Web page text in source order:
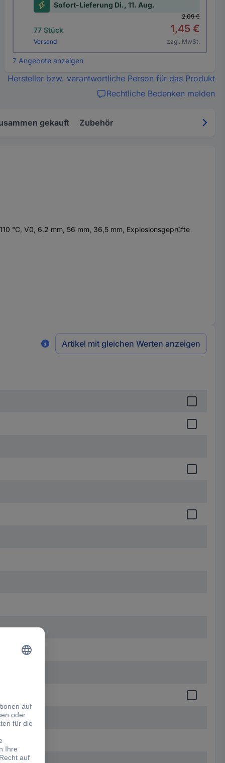
Sofort-Lieferung Di., 11. Aug.
77 Stück
Versand
2,09 €
1,45 €
zzgl. MwSt.
7 Angebote anzeigen
Hersteller bzw. verantwortliche Person für das Produkt
Rechtliche Bedenken melden
gekauft Zubehör
°C, V0, 6,2 mm, 56 mm, 36,5 mm, Explosionsgeprüfte
Artikel mit gleichen Werten anzeigen